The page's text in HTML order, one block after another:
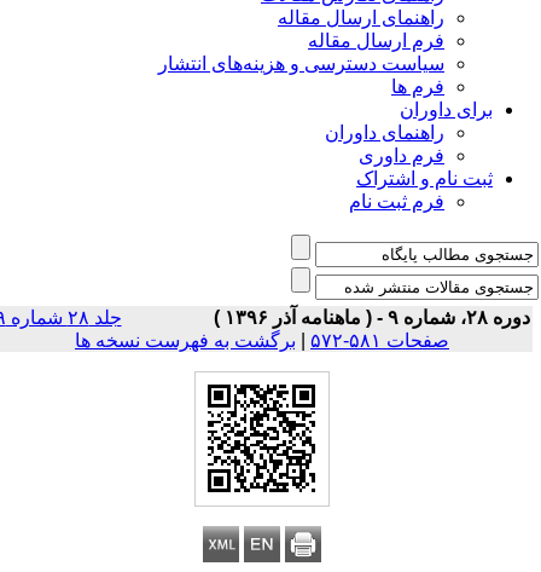
راهنمای ارسال مقاله
فرم ارسال مقاله
سیاست دسترسی و هزینه‌های انتشار
فرم ها
برای داوران
راهنمای داوران
فرم داوری
ثبت نام و اشتراک
فرم ثبت نام
شماره ۹ - ( ماهنامه آذر ۱۳۹۶ )
جلد ۲۸ شماره ۹
صفحات ۵۸۱-۵۷۲
| برگشت به فهرست نسخه ها